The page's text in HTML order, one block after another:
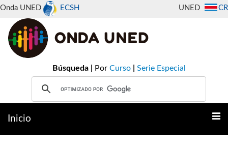
Onda UNED ECSH CR
UNED
Búsqueda | Por Curso Serie Especial
Inicio